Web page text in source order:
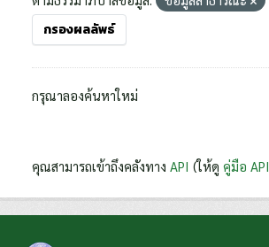
กรองผลลัพธ์
กรุณาลองค้นหาใหม่
คุณสามารถเข้าถึงคลังทาง API (ให้ดู คู่มือ API